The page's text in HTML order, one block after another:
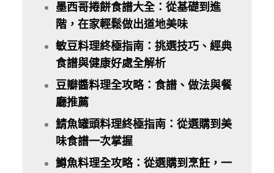
墨西哥捲餅食譜大全：從基礎到進
階，在家輕鬆做出道地美味
敏豆料理終極指南：挑選技巧、經典
食譜與健康好處全解析
豆瓣醬料理全攻略：食譜、做法與餐
廳推薦
鯖魚罐頭料理終極指南：從選購到美
味食譜一次掌握
鱒魚料理全攻略：從選購到烹飪，一